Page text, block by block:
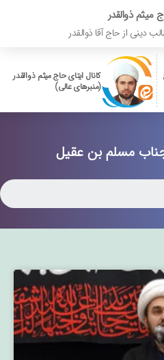
میثم ذوالقدر
دینی از حاج آقا ذوالقدر
کانال ایتای حاج میثم ذوالقدر
(منبرهای عالی)